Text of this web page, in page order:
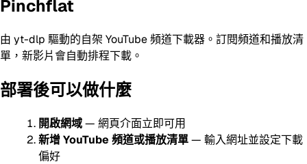
Pinchflat
由 yt-dlp 驅動的自架 YouTube 頻道下載器。訂閱頻道和播放清
單，新影片會自動排程下載。
部署後可以做什麼
開啟網域— 網頁介面立即可用
新增 YouTube 頻道或播放清單— 輸入網址並設定下載
偏好